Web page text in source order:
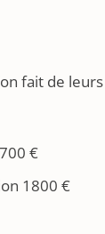
fait de
€
1800 €